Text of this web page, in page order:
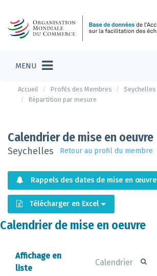
MENU
Accueil Profils des Membres
Seychelles
Répartition par mesure
Calendrier de mise en oeuvre
Seychelles Retour au profil du membre
Rappels des dates de mise en œuvre
Télécharger en Excel
Calendrier de mise en oeuvre
Affichage en
liste
Calendrier